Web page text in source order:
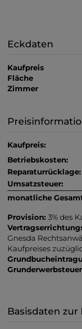
Eckdaten
Kaufpreis
Fläche
Zimmer
Kaufpreis:
Betriebskosten:
Reparaturrücklage:
Umsatzsteuer:
monatliche
Provision: 3% des
Gnesda
Kaufpreises
Basisdaten